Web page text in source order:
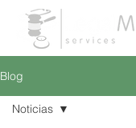
Blog
Noticias